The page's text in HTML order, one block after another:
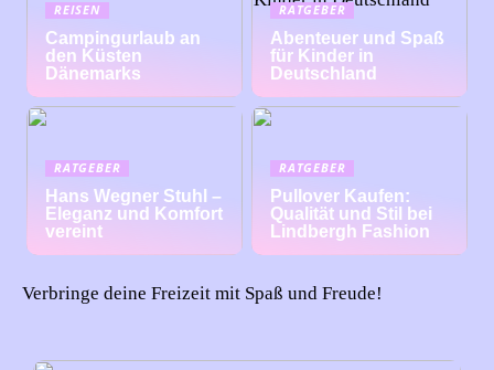
REISEN
Campingurlaub an
den Küsten
Dänemarks
RATGEBER
Abenteuer und Spaß
für Kinder in
Deutschland
RATGEBER
Hans Wegner Stuhl –
Eleganz und Komfort
vereint
RATGEBER
Pullover Kaufen:
Qualität und Stil bei
Lindbergh Fashion
Verbringe deine Freizeit mit Spaß und Freude!